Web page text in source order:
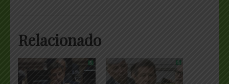
Relacionado